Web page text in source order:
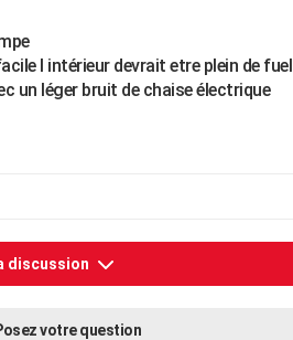
l intérieur devrait etre plein de fuel
un léger bruit de chaise électrique
discussion
votre question